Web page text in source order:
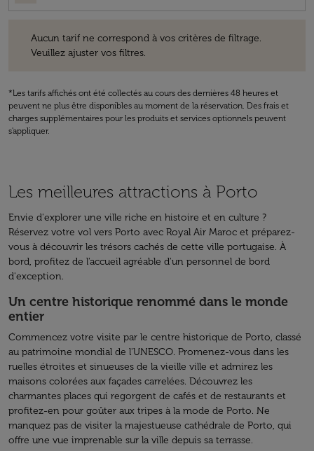
Aucun tarif ne correspond à vos critères de filtrage.
Veuillez ajuster vos filtres.
*Les tarifs affichés ont été collectés au cours des dernières 48 heures et
peuvent ne plus être disponibles au moment de la réservation. Des frais et
charges supplémentaires pour les produits et services optionnels peuvent
s'appliquer.
Les meilleures attractions à Porto
Envie d'explorer une ville riche en histoire et en culture ?
Réservez votre vol vers Porto avec Royal Air Maroc et préparez-
vous à découvrir les trésors cachés de cette ville portugaise. À
bord, profitez de l'accueil agréable d'un personnel de bord
d'exception.
Un centre historique renommé dans le monde
entier
Commencez votre visite par le centre historique de Porto, classé
au patrimoine mondial de l'UNESCO. Promenez-vous dans les
ruelles étroites et sinueuses de la vieille ville et admirez les
maisons colorées aux façades carrelées. Découvrez les
charmantes places qui regorgent de cafés et de restaurants et
profitez-en pour goûter aux tripes à la mode de Porto. Ne
manquez pas de visiter la majestueuse cathédrale de Porto, qui
offre une vue imprenable sur la ville depuis sa terrasse.